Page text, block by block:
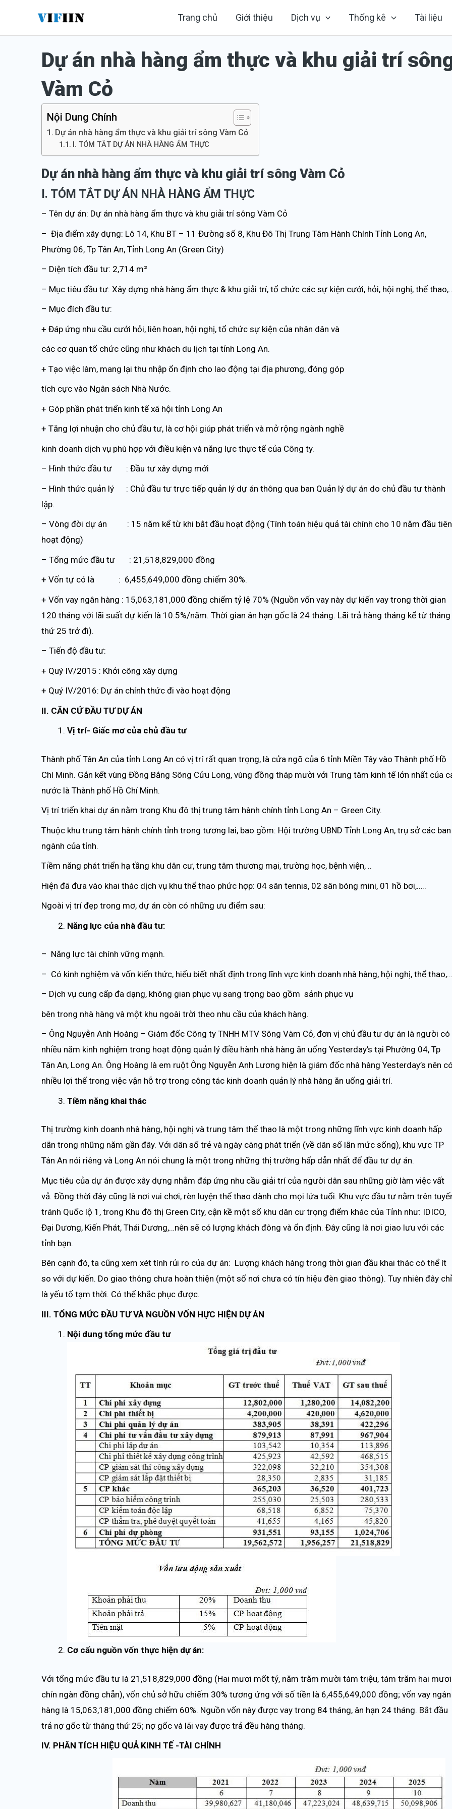
Trang chủ Giới thiệu Dịch vụ Thống kê Tài liệu
Dự án nhà hàng ẩm thực và khu giải trí
Vàm Cỏ
Nội Dung Chính
Dự án nhà hàng ẩm thực và khu giải trí sông Vàm Cỏ
I. TÓM TẮT DỰ ÁN NHÀ HÀNG ẨM THỰC
Dự án nhà hàng ẩm thực và khu giải trí sông Vàm Cỏ
I. TÓM TẮT DỰ ÁN NHÀ HÀNG ẨM THỰC
– Tên dự án: Dự án nhà hàng ẩm thực và khu giải trí sông Vàm Cỏ
– Địa điểm xây dựng: Lô 14, Khu BT – 11 Đường số 8, Khu Đô Thị Trung Tâm Hành Chính Tỉnh Long An,
Phường 06, Tp Tân An, Tỉnh Long An (Green City)
– Diện tích đầu tư: 2,714 m²
– Mục tiêu đầu tư: Xây dựng nhà hàng ẩm thực & khu giải trí, tổ chức các sự kiện cưới, hỏi, hội nghị, thể
– Mục đích đầu tư:
+ Đáp ứng nhu cầu cưới hỏi, liên hoan, hội nghị, tổ chức sự kiện của nhân dân và
các cơ quan tổ chức cũng như khách du lịch tại tỉnh Long An.
+ Tạo việc làm, mang lại thu nhập ổn định cho lao động tại địa phương, đóng góp
tích cực vào Ngân sách Nhà Nước.
+ Góp phần phát triển kinh tế xã hội tỉnh Long An
+ Tăng lợi nhuận cho chủ đầu tư, là cơ hội giúp phát triển và mở rộng ngành nghề
kinh doanh dịch vụ phù hợp với điều kiện và năng lực thực tế của Công ty.
– Hình thức đầu tư : Đầu tư xây dựng mới
– Hình thức quản lý : Chủ đầu tư trực tiếp quản lý dự án thông qua ban Quản lý dự án do chủ đầu tư thành
lập.
– Vòng đời dự án : 15 năm kể từ khi bắt đầu hoạt động (Tính toán hiệu quả tài chính cho 10 năm đầu tiên
hoạt động)
– Tổng mức đầu tư : 21,518,829,000 đồng
+ Vốn tự có là : 6,455,649,000 đồng chiếm 30%.
+ Vốn vay ngân hàng : 15,063,181,000 đồng chiếm tỷ lệ 70% (Nguồn vốn vay này dự kiến vay trong thời gian
120 tháng với lãi suất dự kiến là 10.5%/năm. Thời gian ân hạn gốc là 24 tháng. Lãi trả hàng tháng kể từ tháng
thứ 25 trở đi).
– Tiến độ đầu tư:
+ Quý IV/2015 : Khởi công xây dựng
+ Quý IV/2016: Dự án chính thức đi vào hoạt động
II. CĂN CỨ ĐẦU TƯ DỰ ÁN
Vị trí- Giấc mơ của chủ đầu tư
Thành phố Tân An của tỉnh Long An có vị trí rất quan trọng, là cửa ngõ của 6 tỉnh Miền Tây vào Thành phố Hồ
Chí Minh. Gắn kết vùng Đồng Bằng Sông Cửu Long, vùng đồng tháp mười với Trung tâm kinh tế lớn nhất của
nước là Thành phố Hồ Chí Minh.
Vị trí triển khai dự án nằm trong Khu đô thị trung tâm hành chính tỉnh Long An – Green City.
Thuộc khu trung tâm hành chính tỉnh trong tương lai, bao gồm: Hội trường UBND Tỉnh Long An, trụ sở các ban
ngành của tỉnh.
Tiềm năng phát triển hạ tầng khu dân cư, trung tâm thương mại, trường học, bệnh viện, ..
Hiện đã đưa vào khai thác dịch vụ khu thể thao phức hợp: 04 sân tennis, 02 sân bóng mini, 01 hồ bơi,…..
Ngoài vị trí đẹp trong mơ, dự án còn có những ưu điểm sau:
Năng lực của nhà đầu tư:
– Năng lực tài chính vững mạnh.
– Có kinh nghiệm và vốn kiến thức, hiểu biết nhất định trong lĩnh vực kinh doanh nhà hàng, hội nghị, thể thao,…
– Dịch vụ cung cấp đa dạng, không gian phục vụ sang trọng bao gồm sảnh phục vụ
bên trong nhà hàng và một khu ngoài trời theo nhu cầu của khách hàng.
– Ông Nguyễn Anh Hoàng – Giám đốc Công ty TNHH MTV Sông Vàm Cỏ, đơn vị chủ đầu tư dự án là người có
nhiều năm kinh nghiệm trong hoạt động quản lý điều hành nhà hàng ăn uống Yesterday’s tại Phường 04, Tp
Tân An, Long An. Ông Hoàng là em ruột Ông Nguyễn Anh Lương hiện là giám đốc nhà hàng Yesterday’s nên
nhiều lợi thế trong việc vận hỗ trợ trong công tác kinh doanh quản lý nhà hàng ăn uống giải trí.
Tiềm năng khai thác
Thị trường kinh doanh nhà hàng, hội nghị và trung tâm thể thao là một trong những lĩnh vực kinh doanh hấp
dẫn trong những năm gần đây. Với dân số trẻ và ngày càng phát triển (về dân số lẫn mức sống), khu vực TP
Tân An nói riêng và Long An nói chung là một trong những thị trường hấp dẫn nhất để đầu tư dự án.
Mục tiêu của dự án được xây dựng nhằm đáp ứng nhu cầu giải trí của người dân sau những giờ làm việc vất
vả. Đồng thời đây cũng là nơi vui chơi, rèn luyện thể thao dành cho mọi lứa tuổi. Khu vực đầu tư nằm trên
tránh Quốc lộ 1, trong Khu đô thị Green City, cận kề một số khu dân cư trọng điểm khác của Tỉnh như: IDICO,
Đại Dương, Kiến Phát, Thái Dương,…nên sẽ có lượng khách đông và ổn định. Đây cũng là nơi giao lưu với các
tỉnh bạn.
Bên cạnh đó, ta cũng xem xét tính rủi ro của dự án: Lượng khách hàng trong thời gian đầu khai thác có thể ít
so với dự kiến. Do giao thông chưa hoàn thiện (một số nơi chưa có tín hiệu đèn giao thông). Tuy nhiên đây chỉ
là yếu tố tạm thời. Có thể khắc phục được.
III. TỔNG MỨC ĐẦU TƯ VÀ NGUỒN VỐN HỰC HIỆN DỰ ÁN
Nội dung tổng mức đầu tư
Cơ cấu nguồn vốn thực hiện dự án:
Với tổng mức đầu tư là 21,518,829,000 đồng (Hai mươi mốt tỷ, năm trăm mười tám triệu, tám trăm hai mươi
chín ngàn đồng chẵn), vốn chủ sở hữu chiếm 30% tương ứng với số tiền là 6,455,649,000 đồng; vốn vay ngân
hàng là 15,063,181,000 đồng chiếm 60%. Nguồn vốn này được vay trong 84 tháng, ân hạn 24 tháng. Bắt đầu
trả nợ gốc từ tháng thứ 25; nợ gốc và lãi vay được trả đều hàng tháng.
IV. PHÂN TÍCH HIỆU QUẢ KINH TẾ -TÀI CHÍNH